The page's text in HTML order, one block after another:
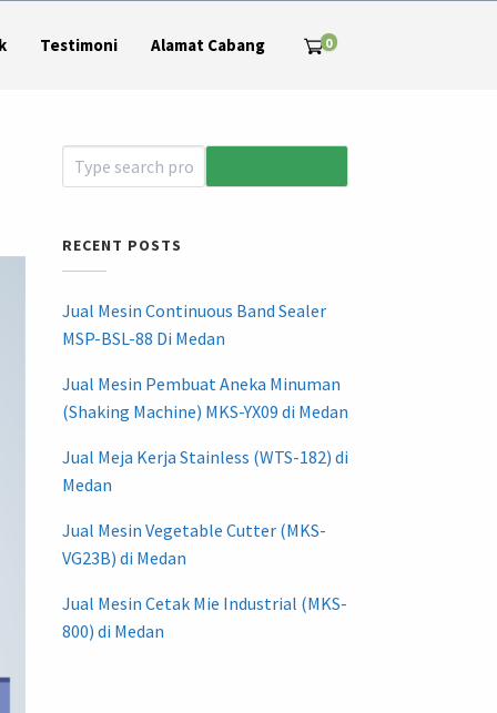
Testimoni Alamat Cabang 0
RECENT POSTS
Jual Mesin Continuous Band Sealer
MSP-BSL-88 Di Medan
Jual Mesin Pembuat Aneka Minuman
(Shaking Machine) MKS-YX09 di Medan
Jual Meja Kerja Stainless (WTS-182) di
Medan
Jual Mesin Vegetable Cutter (MKS-
VG23B) di Medan
Jual Mesin Cetak Mie Industrial (MKS-
800) di Medan